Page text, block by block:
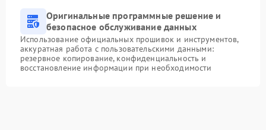
Оригинальные программные решение и
безопасное обслуживание данных
Использование официальных прошивок и инструментов,
аккуратная работа с пользовательскими данными:
резервное копирование, конфиденциальность и
восстановление информации при необходимости